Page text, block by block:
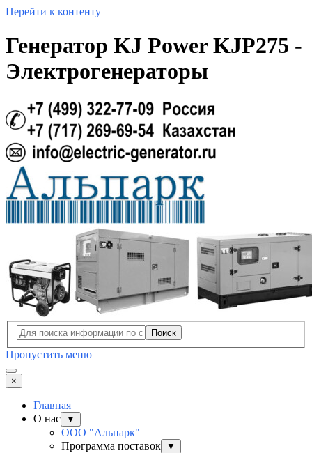
Перейти к контенту
Генератор KJ Power KJP275 -
Электрогенераторы
Поиск
Пропустить меню
×
Главная
О нас
▼
ООО "Альпарк"
Программа поставок
▼